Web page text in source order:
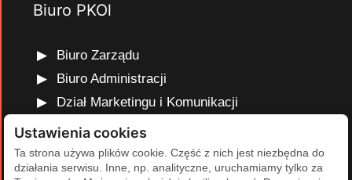
Biuro PKOl
Biuro Zarządu
Biuro Administracji
Dział Marketingu i Komunikacji
Dział Edukacji Olimpijskiej
Dział Finansów i Kadr
Dział Projektów Olimpijskich
Ustawienia cookies
Ta strona używa plików cookie. Część z nich jest niezbędna do
działania serwisu. Inne, np. analityczne, uruchamiamy tylko za